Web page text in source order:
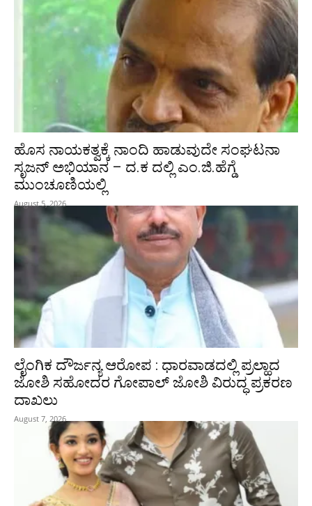
ಹೊಸ ನಾಯಕತ್ವಕ್ಕೆ ನಾಂದಿ ಹಾಡುವುದೇ ಸಂಘಟನಾ
ಸೃಜನ್ ಅಭಿಯಾನ – ದ.ಕ ದಲ್ಲಿ ಎಂ.ಜಿ.ಹೆಗ್ಡೆ
ಮುಂಚೂಣಿಯಲ್ಲಿ
August 5, 2026
ಲೈಂಗಿಕ ದೌರ್ಜನ್ಯ ಆರೋಪ : ಧಾರವಾಡದಲ್ಲಿ ಪ್ರಲ್ಹಾದ
ಜೋಶಿ ಸಹೋದರ ಗೋಪಾಲ್ ಜೋಶಿ ವಿರುದ್ಧ ಪ್ರಕರಣ
ದಾಖಲು
August 7, 2026